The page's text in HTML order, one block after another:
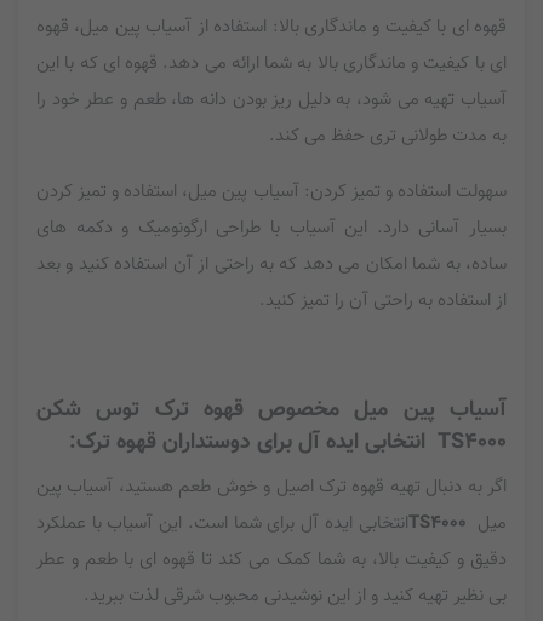
قهوه ای با کیفیت و ماندگاری بالا: استفاده از آسیاب پین میل، قهوه
ای با کیفیت و ماندگاری بالا به شما ارائه می دهد. قهوه ای که با این
آسیاب تهیه می شود، به دلیل ریز بودن دانه ها، طعم و عطر خود را
به مدت طولانی تری حفظ می کند.
سهولت استفاده و تمیز کردن: آسیاب پین میل، استفاده و تمیز کردن
بسیار آسانی دارد. این آسیاب با طراحی ارگونومیک و دکمه های
ساده، به شما امکان می دهد که به راحتی از آن استفاده کنید و بعد
از استفاده به راحتی آن را تمیز کنید.
آسیاب پین میل مخصوص قهوه ترک توس شکن
TS4000 انتخابی ایده آل برای دوستداران قهوه ترک:
اگر به دنبال تهیه قهوه ترک اصیل و خوش طعم هستید، آسیاب پین
میل TS4000انتخابی ایده آل برای شما است. این آسیاب با عملکرد
دقیق و کیفیت بالا، به شما کمک می کند تا قهوه ای با طعم و عطر
بی نظیر تهیه کنید و از این نوشیدنی محبوب شرقی لذت ببرید.